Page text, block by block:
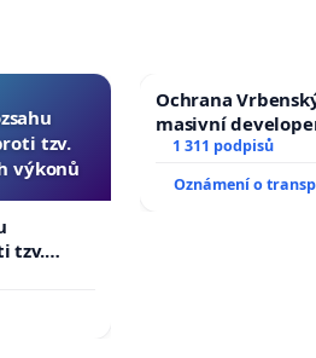
tzv.
výkonů
tzv.
Ochrana
masivní
1 311 podpisů
Oznámení o